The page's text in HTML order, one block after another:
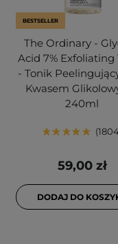
BESTSELLER
The Ordinary -
Acid 7% Exfoliating
- Tonik
Kwasem
240ml
59,00 zł
DODAJ DO